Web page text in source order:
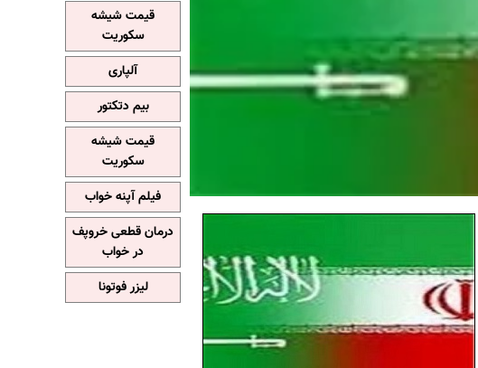
قیمت شیشه
سکوریت
آلپاری
بیم دتکتور
قیمت شیشه
سکوریت
فیلم آپنه خواب
درمان قطعی خروپف
در خواب
لیزر فوتونا